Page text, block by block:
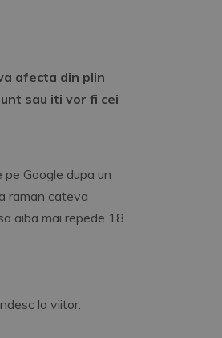
afecta din plin
sau iti vor fi cei
Google dupa un
raman cateva
aiba mai repede 18
la viitor.